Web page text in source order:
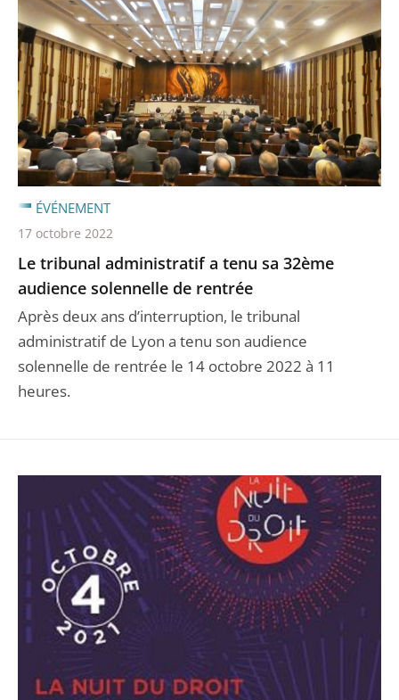
Le tribunal administratif a tenu sa 32ème
audience solennelle de rentrée
Après deux ans d’interruption, le tribunal
administratif de Lyon a tenu son audience
solennelle de rentrée le 14 octobre 2022 à 11
heures.
ÉVÉNEMENT
17 octobre 2022